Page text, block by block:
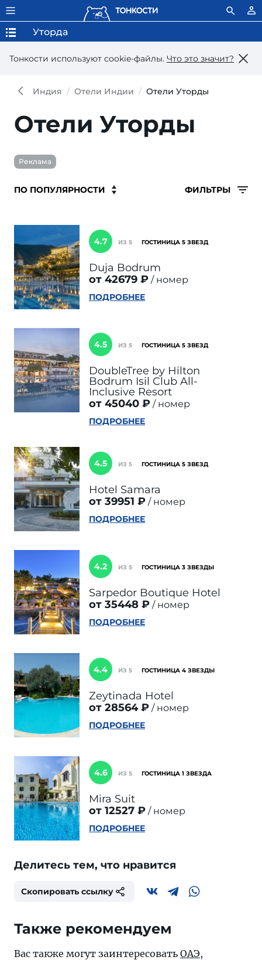
Тонкости используют сookie-файлы. Что это значит?
Уторда
Индия Отели Индии Отели Уторды
Отели Уторды
Реклама
ФИЛЬТРЫ
4.7 ИЗ 5 ГОСТИНИЦА 5 ЗВЕЗД
Duja Bodrum
от 42679 ₽
номер
ПОДРОБНЕЕ
4.5 ИЗ 5 ГОСТИНИЦА 5 ЗВЕЗД
DoubleTree by Hilton
Bodrum Isil Club All-
Inclusive Resort
от 45040 ₽
номер
ПОДРОБНЕЕ
4.5 ИЗ 5 ГОСТИНИЦА 5 ЗВЕЗД
‪Hotel Samara‬
от 39951 ₽
номер
ПОДРОБНЕЕ
4.2 ИЗ 5 ГОСТИНИЦА 3 ЗВЕЗДЫ
Sarpedor Boutique Hotel
от 35448 ₽
номер
ПОДРОБНЕЕ
4.4 ИЗ 5 ГОСТИНИЦА 4 ЗВЕЗДЫ
Zeytinada Hotel
от 28564 ₽
номер
ПОДРОБНЕЕ
4.6 ИЗ 5 ГОСТИНИЦА 1 ЗВЕЗДА
Mira Suit
от 12527 ₽
номер
ПОДРОБНЕЕ
Делитесь тем, что нравится
Скопировать ссылку
Также рекомендуем
Вас также могут заинтересовать ОАЭ,